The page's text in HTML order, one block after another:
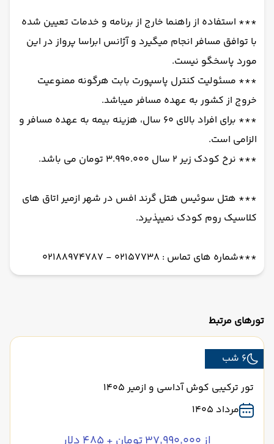
*** استفاده از راهنما خارج از برنامه و خدمات تعیین شده
با توافق مسافر انجام میگیرد و آژانس ابراسا پرواز در این
مورد پاسخگو نیست.
*** مسئولیت کنترل پاسپورت بابت هرگونه ممنوعیت
خروج از کشور به عهده مسافر میباشد.
*** برای افراد بالای 60 سال، هزینه بیمه به عهده مسافر و
الزامی است.
*** نرخ کودک زیر 2 سال 3.990.000 تومان می باشد.
*** هتل سوئیس هتل گرند افس در شهر ازمیر اتاق های
کلاسیک روم کودک نمیپذیرد.
***شماره های تماس : 02157738 - 02188974787
تورهای مرتبط
6 شب
تور ترکیبی کوش آداسی و ازمیر 1405
مرداد 1405